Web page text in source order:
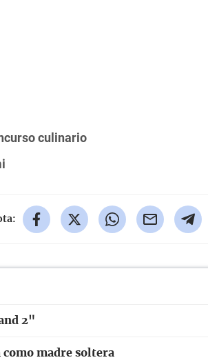
culinario
2"
como madre soltera